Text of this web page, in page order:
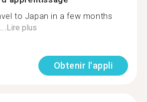
to Japan in a few months
Lire plus
Obtenir l'appli